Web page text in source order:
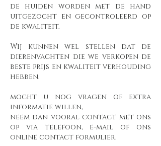
de huiden worden met de hand
uitgezocht en gecontroleerd op
de kwaliteit.
Wij kunnen wel stellen dat de
dierenvachten die we verkopen de
beste prijs en kwaliteit verhouding
hebben.
mocht u nog vragen of extra
informatie willen,
neem dan vooral contact met ons
op via telefoon, e-mail of ons
online contact formulier.